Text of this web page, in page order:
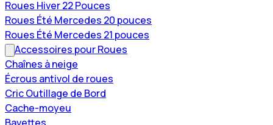
Roues Hiver 22 Pouces
Roues Été Mercedes 20 pouces
Roues Été Mercedes 21 pouces
Accessoires pour Roues
Chaînes à neige
Écrous antivol de roues
Cric Outillage de Bord
Cache-moyeu